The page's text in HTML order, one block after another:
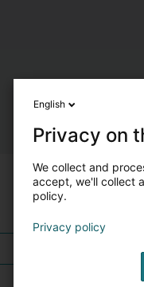
English
Privacy on
We collect and
accept, we'll collect
policy.
Privacy policy